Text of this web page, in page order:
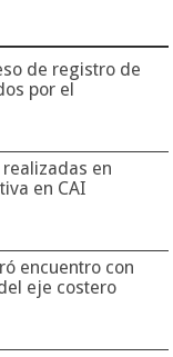
de registro de
por el
en
en CAI
encuentro con
eje costero